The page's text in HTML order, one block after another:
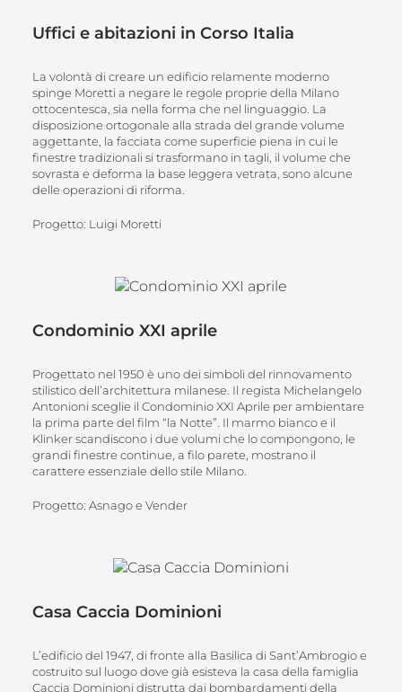
Uffici e abitazioni in Corso Italia
La volontà di creare un edificio relamente moderno
spinge Moretti a negare le regole proprie della Milano
ottocentesca, sia nella forma che nel linguaggio. La
disposizione ortogonale alla strada del grande volume
aggettante, la facciata come superficie piena in cui le
finestre tradizionali si trasformano in tagli, il volume che
sovrasta e deforma la base leggera vetrata, sono alcune
delle operazioni di riforma.
Progetto: Luigi Moretti
Condominio XXI aprile
Progettato nel 1950 è uno dei simboli del rinnovamento
stilistico dell’architettura milanese. Il regista Michelangelo
Antonioni sceglie il Condominio XXI Aprile per ambientare
la prima parte del film “la Notte”. Il marmo bianco e il
Klinker scandiscono i due volumi che lo compongono, le
grandi finestre continue, a filo parete, mostrano il
carattere essenziale dello stile Milano.
Progetto: Asnago e Vender
Casa Caccia Dominioni
L’edificio del 1947, di fronte alla Basilica di Sant’Ambrogio e
costruito sul luogo dove già esisteva la casa della famiglia
Caccia Dominioni distrutta dai bombardamenti della